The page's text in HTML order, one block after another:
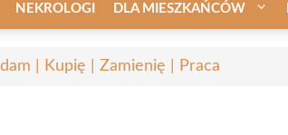
NEKROLOGI DLA MIESZKAŃCÓW
| Kupię | Zamienię | Praca